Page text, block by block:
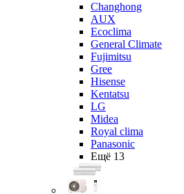
Changhong
AUX
Ecoclima
General Climate
Fujimitsu
Gree
Hisense
Kentatsu
LG
Midea
Royal clima
Panasonic
Ещё 13